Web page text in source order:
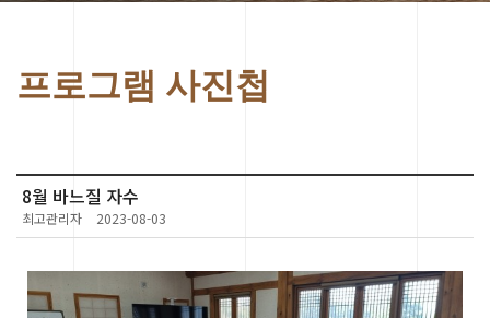
프로그램 사진첩
8월 바느질 자수
최고관리자 2023-08-03